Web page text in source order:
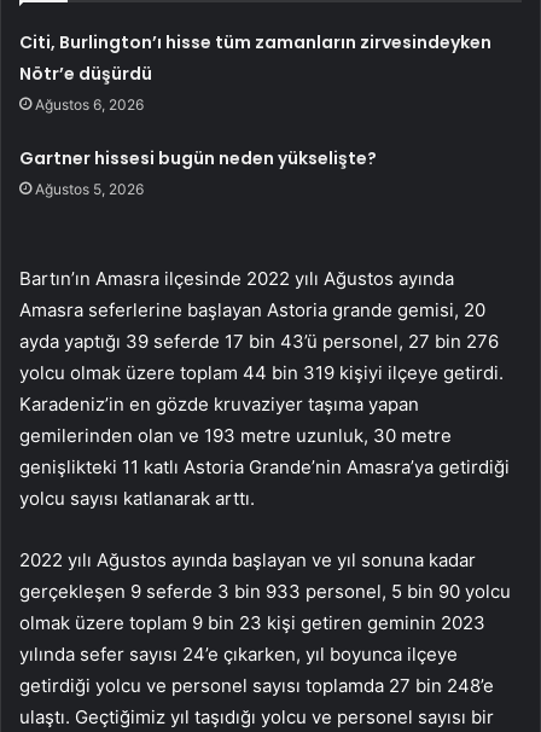
Citi, Burlington’ı hisse tüm zamanların zirvesindeyken
Nötr’e düşürdü
Ağustos 6, 2026
Gartner hissesi bugün neden yükselişte?
Ağustos 5, 2026
Bartın’ın Amasra ilçesinde 2022 yılı Ağustos ayında
Amasra seferlerine başlayan Astoria grande gemisi, 20
ayda yaptığı 39 seferde 17 bin 43’ü personel, 27 bin 276
yolcu olmak üzere toplam 44 bin 319 kişiyi ilçeye getirdi.
Karadeniz’in en gözde kruvaziyer taşıma yapan
gemilerinden olan ve 193 metre uzunluk, 30 metre
genişlikteki 11 katlı Astoria Grande’nin Amasra’ya getirdiği
yolcu sayısı katlanarak arttı.
2022 yılı Ağustos ayında başlayan ve yıl sonuna kadar
gerçekleşen 9 seferde 3 bin 933 personel, 5 bin 90 yolcu
olmak üzere toplam 9 bin 23 kişi getiren geminin 2023
yılında sefer sayısı 24’e çıkarken, yıl boyunca ilçeye
getirdiği yolcu ve personel sayısı toplamda 27 bin 248’e
ulaştı. Geçtiğimiz yıl taşıdığı yolcu ve personel sayısı bir